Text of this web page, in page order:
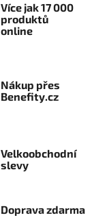
Více jak 17 000
produktů
online
Nákup přes
Benefity.cz
Velkoobchodní
slevy
Doprava zdarma